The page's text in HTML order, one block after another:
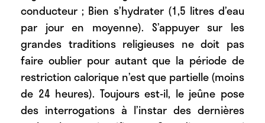
conducteur ; Bien s’hydrater (1,5 litres d’eau
par jour en moyenne). S’appuyer sur les
grandes traditions religieuses ne doit pas
faire oublier pour autant que la période de
restriction calorique n’est que partielle (moins
de 24 heures). Toujours est-il, le jeûne pose
des interrogations à l’instar des dernières